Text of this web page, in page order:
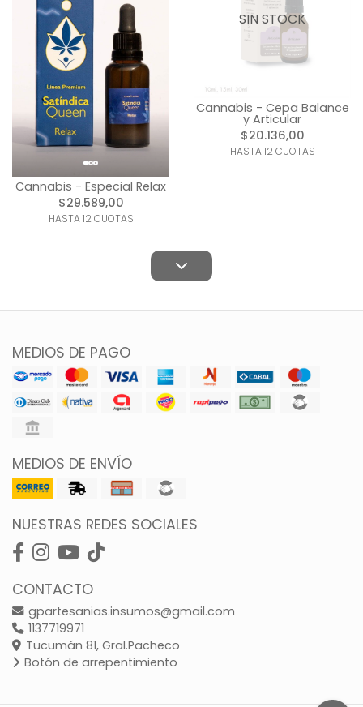
Cannabis - Especial Relax
$29.589,00
HASTA 12 CUOTAS
SIN STOCK
Cannabis - Cepa Balance
y Articular
$20.136,00
HASTA 12 CUOTAS
MEDIOS DE PAGO
MEDIOS DE ENVÍO
NUESTRAS REDES SOCIALES
CONTACTO
gpartesanias.insumos@gmail.com
1137719971
Tucumán 81, Gral.Pacheco
Botón de arrepentimiento